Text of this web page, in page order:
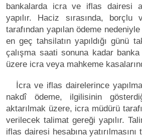
bankalarda icra ve iflas dairesi
yapılır. Haciz sırasında,
tarafından yapılan ödeme
en geç tahsilatın yapıldığı günü
çalışma saati sonuna kadar banka
üzere icra veya mahkeme
İcra ve iflas dairelerince
nakdî ödeme, ilgilisinin
aktarılmak üzere, icra müdürü
verilecek talimat gereği yapılır.
iflas dairesi hesabına